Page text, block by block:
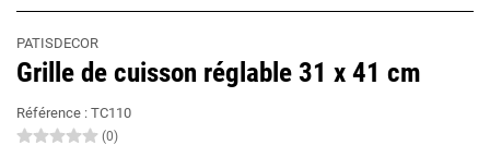
PATISDECOR
Grille de cuisson réglable 31 x 41 cm
Référence : TC110
(0)